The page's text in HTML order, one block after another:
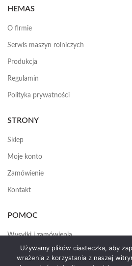
HEMAS
O firmie
Serwis maszyn rolniczych
Produkcja
Regulamin
Polityka prywatności
STRONY
Sklep
Moje konto
Zamówienie
Kontakt
POMOC
Wysyłki i zamówienia
Jak założyć konto
Używamy plików ciasteczka, aby
wrażenia z korzystania z naszej